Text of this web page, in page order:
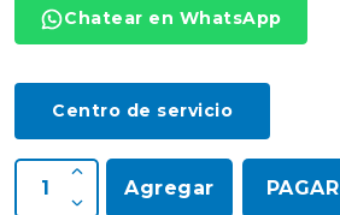
Chatear en WhatsApp
Centro de servicio
Agregar PAGAR